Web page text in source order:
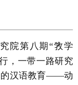
院第八期“敩学
，一带一路研究
的汉语教育——动